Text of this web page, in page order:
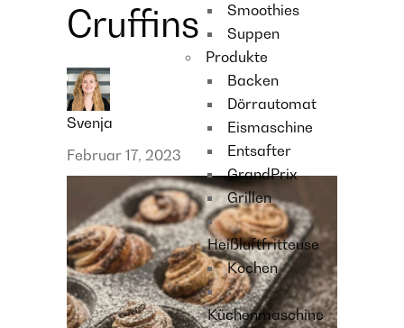
Smoothies
Suppen
Produkte
Backen
Dörrautomat
Eismaschine
Entsafter
GrandPrix
Grillen
Heißluftfritteuse
Kochen
Küchenmaschine
Cruffins
Svenja
Februar 17, 2023